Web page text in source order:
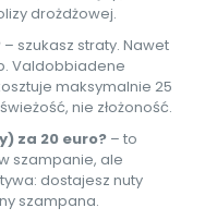
drożdżowej.
– szukasz straty. Nawet
Valdobbiadene
maksymalnie 25
nie złożoność.
za 20 euro?– to
szampanie, ale
dostajesz nuty
szampana.